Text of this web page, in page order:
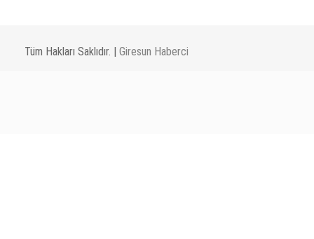
Tüm Hakları Saklıdır. | Giresun Haberci